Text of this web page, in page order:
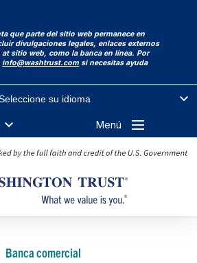
que parte del sitio web permanece en
divulgaciones legales, enlaces externos
sitio web, como la banca en línea. Por
info@washtrust.com si necesitas ayuda
su idioma
Menú
Banca comercial